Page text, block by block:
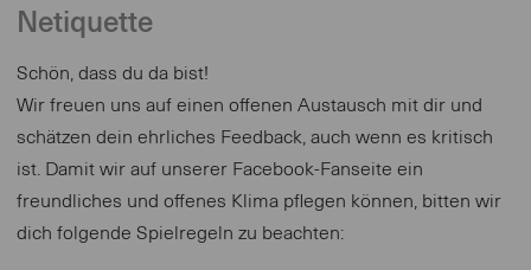
Netiquette
Schön, dass du da bist!
Wir freuen uns auf einen offenen Austausch mit dir und
schätzen dein ehrliches Feedback, auch wenn es kritisch
ist. Damit wir auf unserer Facebook-Fanseite ein
freundliches und offenes Klima pflegen können, bitten wir
dich folgende Spielregeln zu beachten: